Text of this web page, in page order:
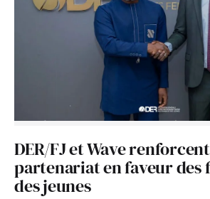
DER/FJ et Wave
partenariat en faveur des
des jeunes